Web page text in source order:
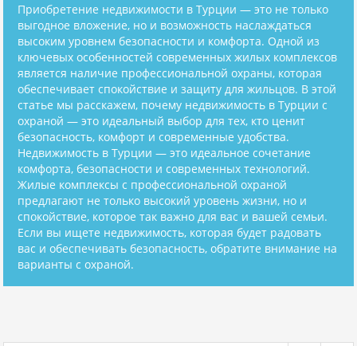
Приобретение недвижимости в Турции — это не только
выгодное вложение, но и возможность наслаждаться
высоким уровнем безопасности и комфорта. Одной из
ключевых особенностей современных жилых комплексов
является наличие профессиональной охраны, которая
обеспечивает спокойствие и защиту для жильцов. В этой
статье мы расскажем, почему недвижимость в Турции с
охраной — это идеальный выбор для тех, кто ценит
безопасность, комфорт и современные удобства.
Недвижимость в Турции — это идеальное сочетание
комфорта, безопасности и современных технологий.
Жилые комплексы с профессиональной охраной
предлагают не только высокий уровень жизни, но и
спокойствие, которое так важно для вас и вашей семьи.
Если вы ищете недвижимость, которая будет радовать
вас и обеспечивать безопасность, обратите внимание на
варианты с охраной.